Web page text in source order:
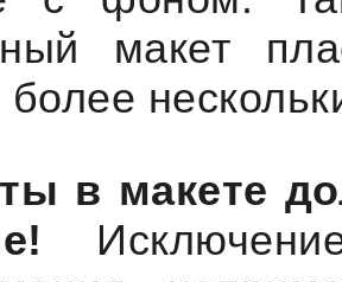
макет
более
в макете